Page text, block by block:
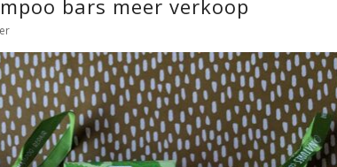
bars meer verkoop